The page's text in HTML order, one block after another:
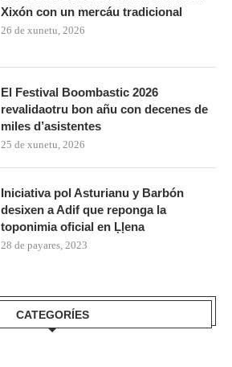
Xixón con un mercáu tradicional
26 de xunetu, 2026
El Festival Boombastic 2026
revalidaotru bon añu con decenes de
miles d’asistentes
25 de xunetu, 2026
Iniciativa pol Asturianu y Barbón
desixen a Adif que reponga la
toponimia oficial en Ḷḷena
28 de payares, 2023
CATEGORÍES